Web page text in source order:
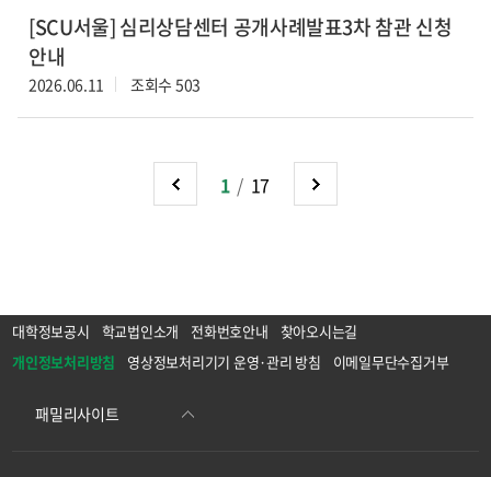
[SCU서울] 심리상담센터 공개사례발표3차 참관 신청
안내
2026.06.11 조회수 503
이전 1 / 17 다음
대학정보공시 학교법인소개 전화번호안내
찾아오시는길
개인정보처리방침
영상정보처리기기 운영·관리 방침 이메일무단수집거부